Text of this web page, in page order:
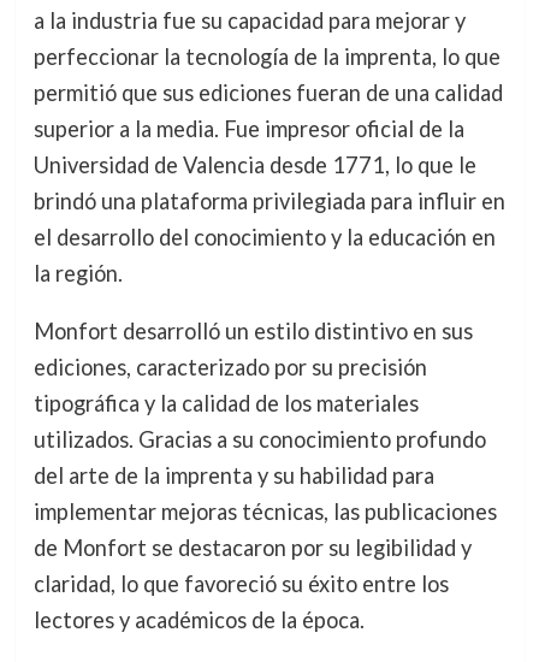
a la industria fue su capacidad para mejorar y
perfeccionar la tecnología de la imprenta, lo que
permitió que sus ediciones fueran de una calidad
superior a la media. Fue impresor oficial de la
Universidad de Valencia desde 1771, lo que le
brindó una plataforma privilegiada para influir en
el desarrollo del conocimiento y la educación en
la región.
Monfort desarrolló un estilo distintivo en sus
ediciones, caracterizado por su precisión
tipográfica y la calidad de los materiales
utilizados. Gracias a su conocimiento profundo
del arte de la imprenta y su habilidad para
implementar mejoras técnicas, las publicaciones
de Monfort se destacaron por su legibilidad y
claridad, lo que favoreció su éxito entre los
lectores y académicos de la época.